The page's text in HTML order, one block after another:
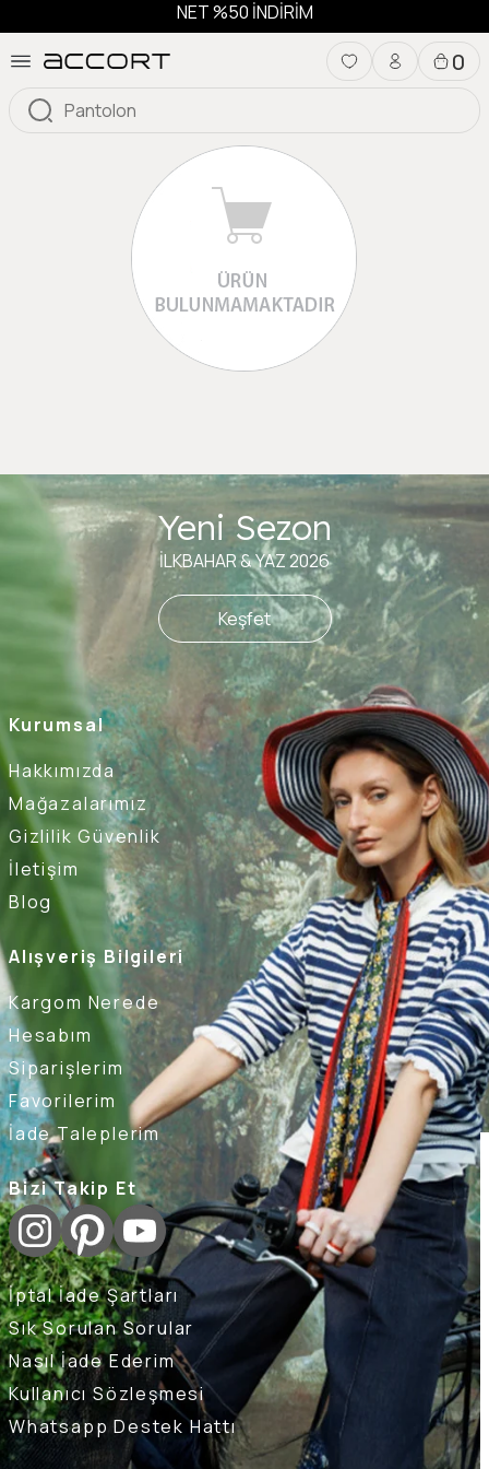
NET %50 İNDİRİM
0
Kurumsal
Hakkımızda
Mağazalarımız
Gizlilik Güvenlik
İletişim
Blog
Alışveriş Bilgileri
Kargom Nerede
Hesabım
Siparişlerim
Favorilerim
İade Taleplerim
Bizi Takip Et
İptal İade Şartları
Sık Sorulan Sorular
Nasıl İade Ederim
Kullanıcı Sözleşmesi
Whatsapp Destek Hattı
Yeni Sezon
İLKBAHAR & YAZ 2026
Keşfet